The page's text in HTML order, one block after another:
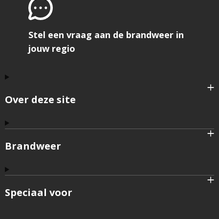
Over deze site
Brandweer
Speciaal voor
Stel een vraag aan de brandweer in
jouw regio